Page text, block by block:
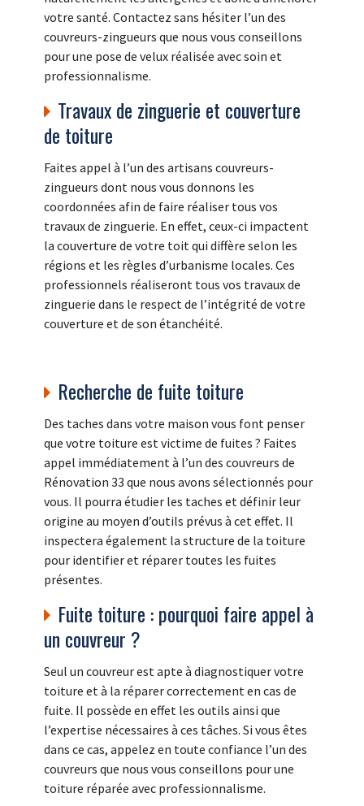
votre santé. Contactez sans hésiter l’un des
couvreurs-zingueurs que nous vous conseillons
pour une pose de velux réalisée avec soin et
professionnalisme.
Travaux de zinguerie et couverture
de toiture
Faites appel à l’un des artisans couvreurs-
zingueurs dont nous vous donnons les
coordonnées afin de faire réaliser tous vos
travaux de zinguerie. En effet, ceux-ci impactent
la couverture de votre toit qui diffère selon les
régions et les règles d’urbanisme locales. Ces
professionnels réaliseront tous vos travaux de
zinguerie dans le respect de l’intégrité de votre
couverture et de son étanchéité.
Recherche de fuite toiture
Des taches dans votre maison vous font penser
que votre toiture est victime de fuites ? Faites
appel immédiatement à l’un des couvreurs de
Rénovation 33 que nous avons sélectionnés pour
vous. Il pourra étudier les taches et définir leur
origine au moyen d’outils prévus à cet effet. Il
inspectera également la structure de la toiture
pour identifier et réparer toutes les fuites
présentes.
Fuite toiture : pourquoi faire appel à
un couvreur ?
Seul un couvreur est apte à diagnostiquer votre
toiture et à la réparer correctement en cas de
fuite. Il possède en effet les outils ainsi que
l’expertise nécessaires à ces tâches. Si vous êtes
dans ce cas, appelez en toute confiance l’un des
couvreurs que nous vous conseillons pour une
toiture réparée avec professionnalisme.